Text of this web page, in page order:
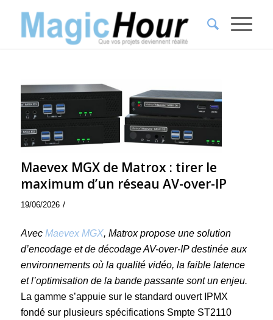
Maevex MGX de Matrox : tirer le
maximum d’un réseau AV-over-IP
19/06/2026 /
Avec Maevex MGX, Matrox propose une solution
d’encodage et de décodage AV-over-IP destinée aux
environnements où la qualité vidéo, la faible latence
et l’optimisation de la bande passante sont un enjeu.
La gamme s’appuie sur le standard ouvert IPMX
fondé sur plusieurs spécifications Smpte ST2110